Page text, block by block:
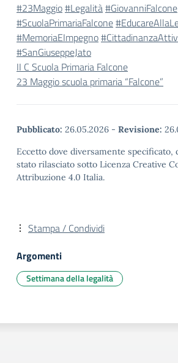
#23Maggio#Legalità#GiovanniFalcone
#ScuolaPrimariaFalcone
#MemoriaEImpegno
#SanGiuseppeJato
II C Scuola Primaria Falcone
23 Maggio scuola primaria “Falcone”
Pubblicato: 26.05.2026 - Revisione:
Eccetto dove diversamente specificato,
stato rilasciato sotto Licenza Creative
Attribuzione 4.0 Italia.
Stampa / Condividi
Argomenti
Settimana della legalità